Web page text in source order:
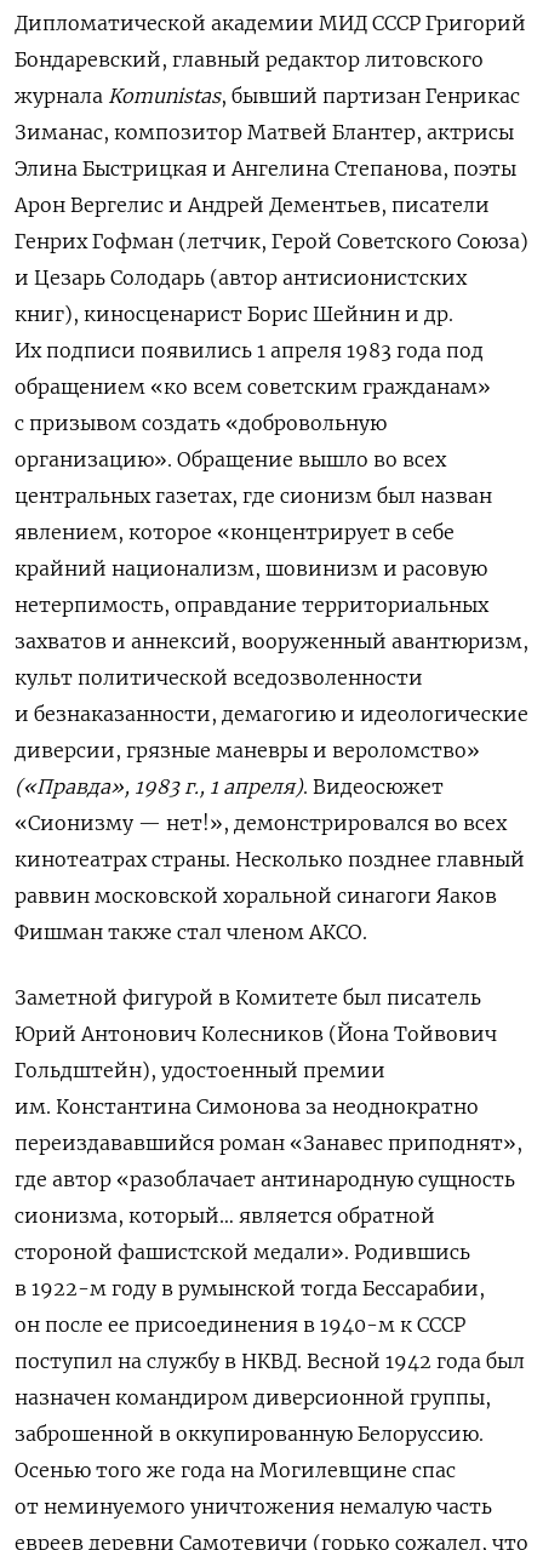
Дипломатической академии МИД СССР Григорий
Бондаревский, главный редактор литовского
журнала Komunistas, бывший партизан Генрикас
Зиманас, композитор Матвей Блантер, актрисы
Элина Быстрицкая и Ангелина Степанова, поэты
Арон Вергелис и Андрей Дементьев, писатели
Генрих Гофман (летчик, Герой Советского Союза)
и Цезарь Солодарь (автор антисионистских
книг), киносценарист Борис Шейнин и др.
Их подписи появились 1 апреля 1983 года под
обращением «ко всем советским гражданам»
с призывом создать «добровольную
организацию». Обращение вышло во всех
центральных газетах, где сионизм был назван
явлением, которое «концентрирует в себе
крайний национализм, шовинизм и расовую
нетерпимость, оправдание территориальных
захватов и аннексий, вооруженный авантюризм,
культ политической вседозволенности
и безнаказанности, демагогию и идеологические
диверсии, грязные маневры и вероломство»
(«Правда», 1983 г., 1 апреля). Видеосюжет
«Сионизму — нет!», демонстрировался во всех
кинотеатрах страны. Несколько позднее главный
раввин московской хоральной синагоги Яаков
Фишман также стал членом АКСО.
Заметной фигурой в Комитете был писатель
Юрий Антонович Колесников (Йона Тойвович
Гольдштейн), удостоенный премии
им. Константина Симонова за неоднократно
переиздававшийся роман «Занавес приподнят»,
где автор «разоблачает антинародную сущность
сионизма, который… является обратной
стороной фашистской медали». Родившись
в 1922-м году в румынской тогда Бессарабии,
он после ее присоединения в 1940-м к СССР
поступил на службу в НКВД. Весной 1942 года был
назначен командиром диверсионной группы,
заброшенной в оккупированную Белоруссию.
Осенью того же года на Могилевщине спас
от неминуемого уничтожения немалую часть
евреев деревни Самотевичи (горько сожалел, что